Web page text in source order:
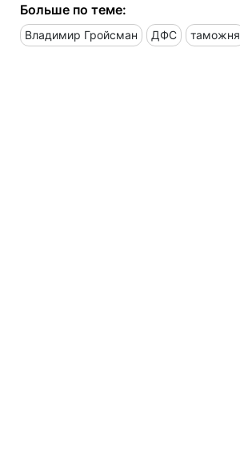
Больше по теме:
Владимир Гройсман ДФС таможня